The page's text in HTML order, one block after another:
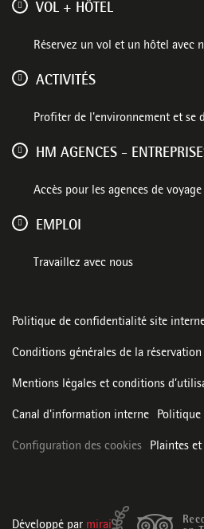
VOL + HÔTEL
Réservez un vol et un hôtel avec
ACTIVITÉS
Profiter de l'environnement et se
HM AGENCES -
Accès pour les agences de
EMPLOI
Travaillez avec nous
Politique de confidentialité site
Conditions générales de la réservation
Mentions légales et conditions
Canal d'information interne Politique
Configuration des cookies Plaintes
Développé par mirai